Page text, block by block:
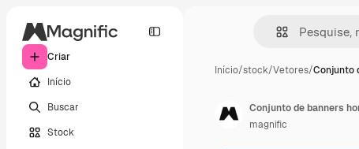
Criar
Início
Buscar
Stock
Início/stock/Vetores/Conjunto
Conjunto de banners
magnific